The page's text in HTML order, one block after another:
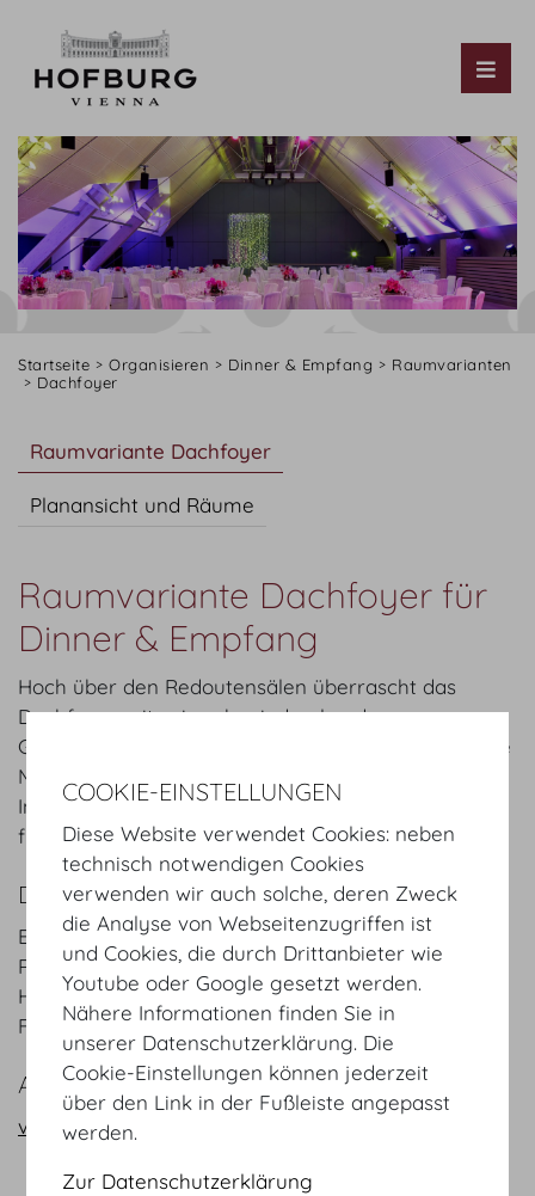
Startseite Organisieren Dinner & Empfang
Raumvarianten
Dachfoyer
Raumvariante Dachfoyer
Planansicht und Räume
Raumvariante Dachfoyer für
Dinner & Empfang
Hoch über den Redoutensälen überrascht das
Dachfoyer mit seiner beeindruckenden
Glasarchitektur und atemberaubenden Blick auf die
Michaelerkuppel und die Dächer der Wiener
Innenstadt. Es lädt zu exklusiven Veranstaltungen
für bis zu 250 Personen ein.
DETAILS
Eingang: Josefsplatz / Redoutensäle, Große
Redoutenstiege
Hauptsaal: Dachfoyer und weitere Säle
Fläche:840 m²/sqft
ANFRAGE/KONTAKT
vienna@hofburg.com
COOKIE-EINSTELLUNGEN
Diese Website verwendet Cookies: neben
technisch notwendigen Cookies
verwenden wir auch solche, deren Zweck
die Analyse von Webseitenzugriffen ist
und Cookies, die durch Drittanbieter wie
Youtube oder Google gesetzt werden.
Nähere Informationen finden Sie in
unserer Datenschutzerklärung. Die
Cookie-Einstellungen können jederzeit
über den Link in der Fußleiste angepasst
werden.
Zur Datenschutzerklärung